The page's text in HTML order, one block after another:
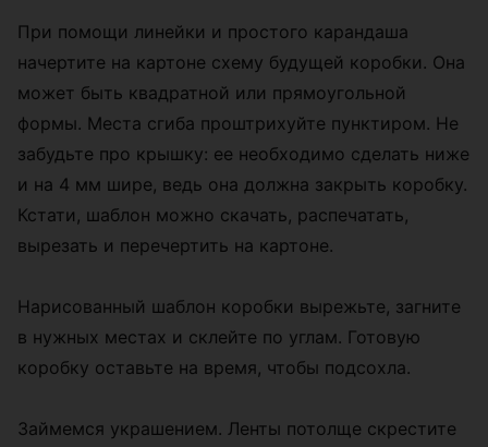
При помощи линейки и простого карандаша
начертите на картоне схему будущей коробки. Она
может быть квадратной или прямоугольной
формы. Места сгиба проштрихуйте пунктиром. Не
забудьте про крышку: ее необходимо сделать ниже
и на 4 мм шире, ведь она должна закрыть коробку.
Кстати, шаблон можно скачать, распечатать,
вырезать и перечертить на картоне.
Нарисованный шаблон коробки вырежьте, загните
в нужных местах и склейте по углам. Готовую
коробку оставьте на время, чтобы подсохла.
Займемся украшением. Ленты потолще скрестите